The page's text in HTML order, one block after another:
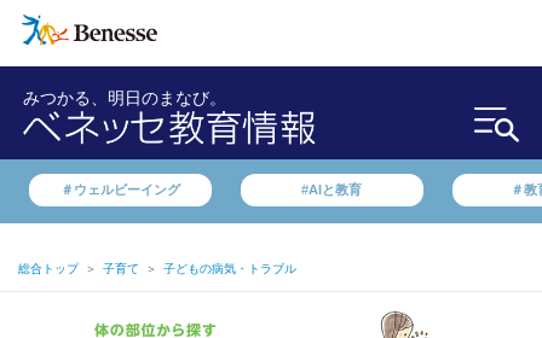
みつかる、明日のまなび。
＃ウェルビーイング #AIと教育 ＃教
総合トップ ＞ 子育て ＞ 子どもの病気・トラブル